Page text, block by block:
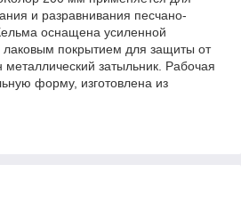
и разравнивания песчано-
оснащена усиленной
лаковым покрытием для защиты от
металлический затыльник. Рабочая
форму, изготовлена из